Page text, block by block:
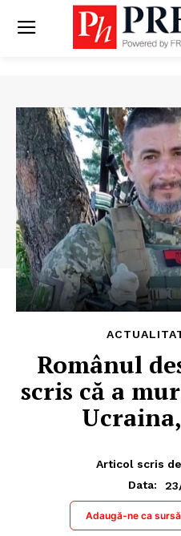
Românul
scris că a
Articol scris
Data:
Adaugă-ne ca